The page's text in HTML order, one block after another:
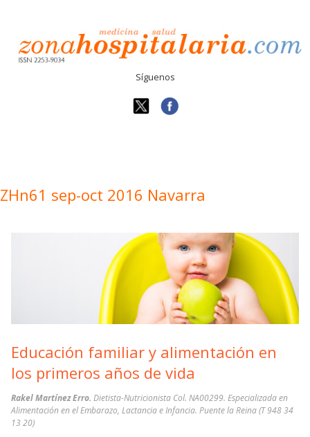
Síguenos
ZHn61 sep-oct 2016 Navarra
Educación familiar y alimentación en
los primeros años de vida
Rakel Martínez Erro. Dietista-Nutricionista Col. NA00299. Especializada en
Alimentación en el Embarazo, Lactancia e Infancia. Puente la Reina (T 948 34
13 20)